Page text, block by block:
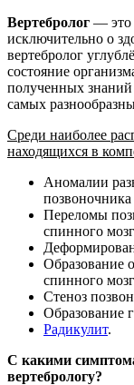
Вертебролог — это
исключительно о
вертебролог
состояние
полученных знаний
самых
Среди наиболее
находящихся в
Аномалии
позвоночника
Переломы
спинного
Образование
спинного
Стеноз
Образование
Радикулит.
С какими
вертебрологу?